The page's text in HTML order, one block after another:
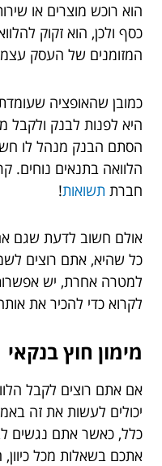
הוא רוכש מוצרים או
כסף ולכן, הוא זקוק
המזומנים של העסק
כמובן שהאופציה
היא לפנות לבנק ולקבל
הסתם הבנק מנהל לו
הלוואה בתנאים
חברת תשואות!
אולם חשוב לדעת שגם
כל שהיא, אתם רוצים
למטרה אחרת, יש
לקרוא כדי להכיר את
מימון חוץ בנקאי
אם אתם רוצים לקבל
יכולים לעשות את זה
כלל, כאשר אתם נגשים
אתכם בשאלות מכל